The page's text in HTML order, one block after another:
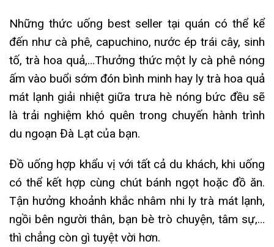
Những thức uống best seller tại quán có thể kể
đến như cà phê, capuchino, nước ép trái cây, sinh
tố, trà hoa quả,…Thưởng thức một ly cà phê nóng
ấm vào buổi sớm đón bình minh hay ly trà hoa quả
mát lạnh giải nhiệt giữa trưa hè nóng bức đều sẽ
là trải nghiệm khó quên trong chuyến hành trình
du ngoạn Đà Lạt của bạn.
Đồ uống hợp khẩu vị với tất cả du khách, khi uống
có thể kết hợp cùng chút bánh ngọt hoặc đồ ăn.
Tận hưởng khoảnh khắc nhâm nhi ly trà mát lạnh,
ngồi bên người thân, bạn bè trò chuyện, tâm sự,…
thì chẳng còn gì tuyệt vời hơn.